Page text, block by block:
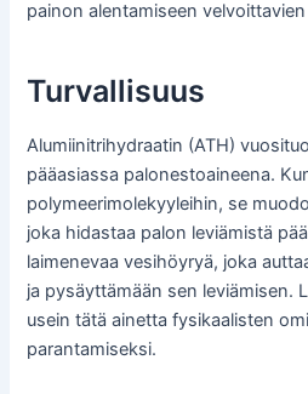
painon alentamiseen
Turvallisuus
Alumiinitrihydraatin (ATH)
pääasiassa palonestoaineena.
polymeerimolekyyleihin, se
joka hidastaa palon leviämistä
laimenevaa vesihöyryä, joka
ja pysäyttämään sen leviämisen.
usein tätä ainetta fysikaalisten
parantamiseksi.